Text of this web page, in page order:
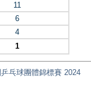
11
6
4
1
乓球團體錦標賽 2024